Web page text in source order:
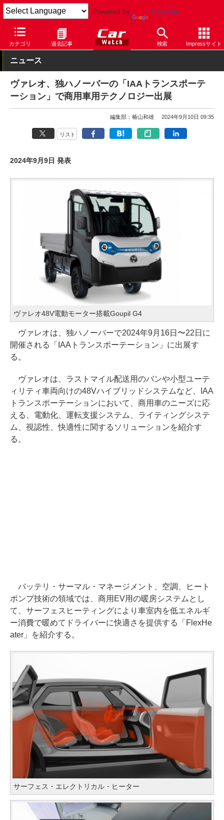
Powered by Translate
カテゴリ 過去記事 検索 Impressサイト
Car Watch テクノロジー 安全
ニュース
ヴァレオ、独ハノーバーの「IAAトランスポーテ
ーション」で商用車用テクノロジー出展
編集部：椿山和雄 2024年9月10日 09:35
リスト
2024年9月9日 発表
ヴァレオ48V電動モーター搭載Goupil G4
ヴァレオは、独ハノーバーで2024年9月16日〜22日に
開催される「IAAトランスポーテーション」に出展す
る。
ヴァレオは、ラストマイル配送用のバンや小型ユーテ
ィリティ車両向けの48Vハイブリッドシステムなど、IAA
トランスポーテーションにおいて、商用車のニーズに応
える、電動化、運転支援システム、ライティングシステ
ム、視認性、快適性に関するソリューションを紹介す
る。
バッテリ・サーマル・マネージメント、空調、ヒート
ポンプ技術の領域では、商用EV用の暖房システムとし
て、サーフェスヒーティングにより車室内を低エネルギ
ー消費で暖めてドライバーに快適さを提供する「FlexHe
ater」を紹介する。
サーフェス・エレクトリカル・ヒーター